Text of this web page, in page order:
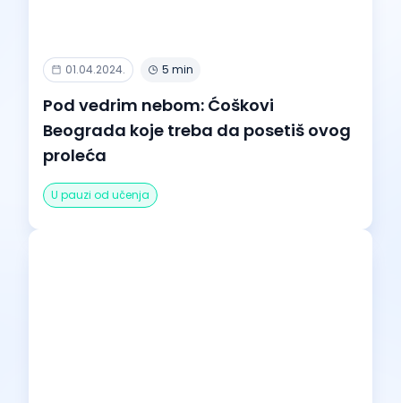
01.04.2024. 5 min
Pod vedrim nebom: Ćoškovi
Beograda koje treba da posetiš ovog
proleća
U pauzi od učenja